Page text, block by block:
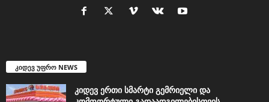
კიდევ უფრო NEWS
კიდევ ერთი სმარტი გემრიელი და